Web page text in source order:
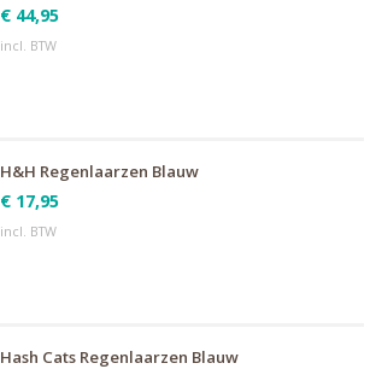
€ 44,95
incl. BTW
H&H Regenlaarzen Blauw
€ 17,95
incl. BTW
Hash Cats Regenlaarzen Blauw